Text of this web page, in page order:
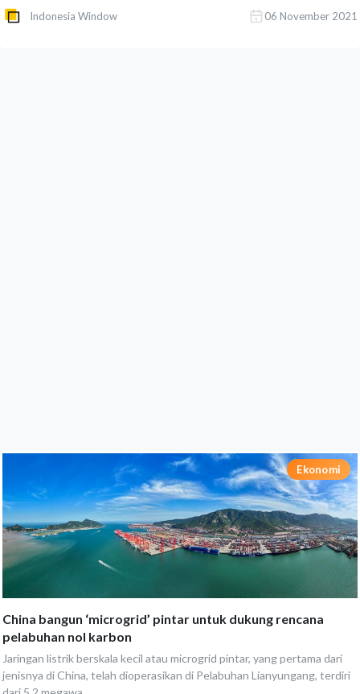
Indonesia Window 06 November 2021
Ekonomi
China bangun ‘microgrid’ pintar untuk dukung rencana
pelabuhan nol karbon
Jaringan listrik berskala kecil atau microgrid pintar, yang pertama dari
jenisnya di China, telah dioperasikan di Pelabuhan Lianyungang, terdiri